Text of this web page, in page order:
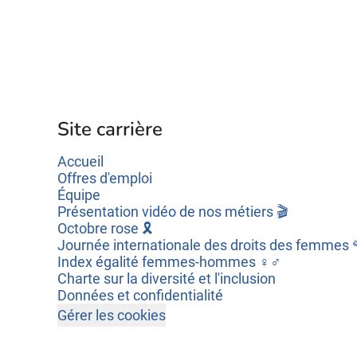
Site carrière
Accueil
Offres d'emploi
Équipe
Présentation vidéo de nos métiers 🎬
Octobre rose 🎗️
Journée internationale des droits des femmes
Index égalité femmes-hommes ♀️♂️
Charte sur la diversité et l'inclusion
Données et confidentialité
Gérer les cookies